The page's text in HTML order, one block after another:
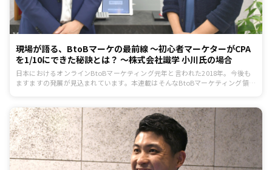
現場が語る、BtoBマーケの最前線 ～初心者マーケターがCPA
を1/10にできた秘訣とは？ ～株式会社識学 小川氏の場合
日本におけるオンラインBtoBマーケティング元年と言われた2018年。今後も
ますますの発展が見込まれています。本連載はそんなBtoBマーケティング領域
年2月に上場を果たした株式会社識学のマーケティング推進室 室長 小川氏で
す。